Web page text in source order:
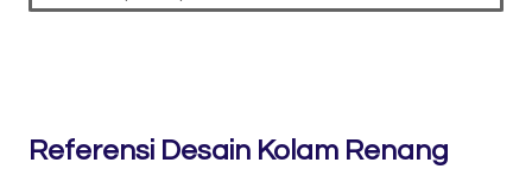
Referensi Desain Kolam Renang